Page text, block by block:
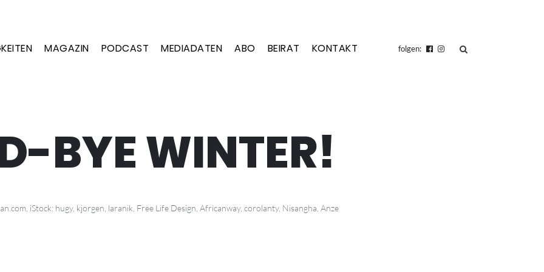
MAGAZIN PODCAST MEDIADATEN ABO BEIRAT KONTAKT folgen: suchen
BYE WINTER!
iStock: hugy, kjorgen, laranik, Free Life Design, Africanway, corolanty, Nisangha, Anze